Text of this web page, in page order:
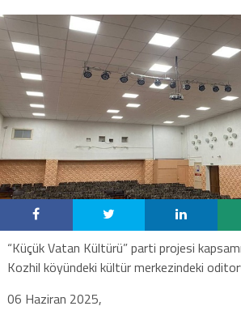
“Küçük Vatan Kültürü” parti projesi
Kozhil köyündeki kültür merkezindeki
06 Haziran 2025,